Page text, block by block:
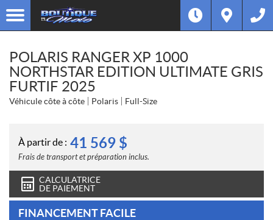
POLARIS RANGER XP 1000
NORTHSTAR EDITION ULTIMATE GRIS
FURTIF 2025
Véhicule côte à côte Polaris Full-Size
À partir de : 41 569 $
Frais de transport et préparation inclus.
CALCULATRICE
DE PAIEMENT
FINANCEMENT FACILE